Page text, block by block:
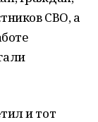
СВО, а
и тот